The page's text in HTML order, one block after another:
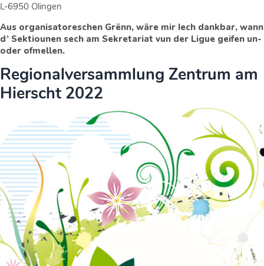
L-6950 Olingen
Aus organisatoreschen Grënn, wäre mir Iech dankbar, wann
d’ Sektiounen sech am Sekretariat vun der Ligue geifen un-
oder ofmellen.
Regionalversammlung Zentrum am
Hierscht 2022